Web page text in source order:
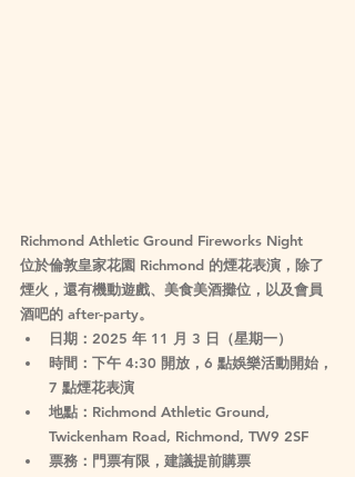
Richmond Athletic Ground Fireworks Night
位於倫敦皇家花園 Richmond 的煙花表演，除了
煙火，還有機動遊戲、美食美酒攤位，以及會員
酒吧的 after-party。
日期 ：2025 年 11 月 3 日（星期一）
時間 ：下午 4:30 開放，6 點娛樂活動開始，
7 點煙花表演
地點 ：Richmond Athletic Ground,
Twickenham Road, Richmond, TW9 2SF
票務 ：門票有限，建議提前購票